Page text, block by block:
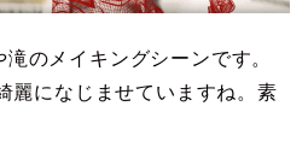
のメイキングシーンです。
麗になじませていますね。素